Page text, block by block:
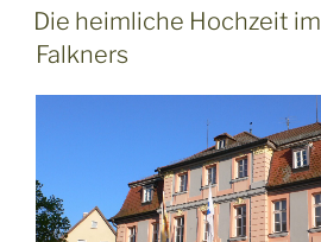
AM
Die heimliche Hochzeit
Falkners